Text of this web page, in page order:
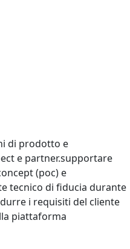
di prodotto e
e partner.supportare
(poc) e
tecnico di fiducia durante
i requisiti del cliente
piattaforma